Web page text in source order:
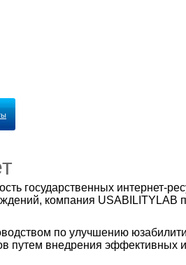
государственных интернет-
компания USABILITYLAB
по улучшению
путем внедрения эффективных